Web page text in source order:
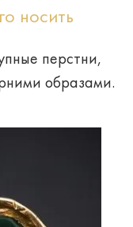
носить
перстни,
образами.